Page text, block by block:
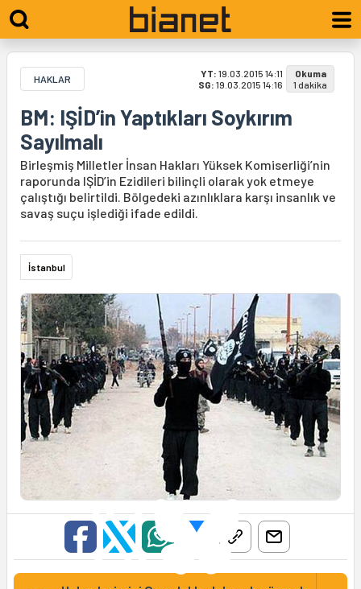
HAKLAR YT: 19.03.2015 14:11
SG: 19.03.2015 14:16
Okuma
1 dakika
BM: IŞİD’in Yaptıkları Soykırım
Sayılmalı
Birleşmiş Milletler İnsan Hakları Yüksek Komiserliği’nin
raporunda IŞİD’in Ezidileri bilinçli olarak yok etmeye
çalıştığı belirtildi. Bölgedeki azınlıklara karşı insanlık ve
savaş suçu işlediği ifade edildi.
İstanbul